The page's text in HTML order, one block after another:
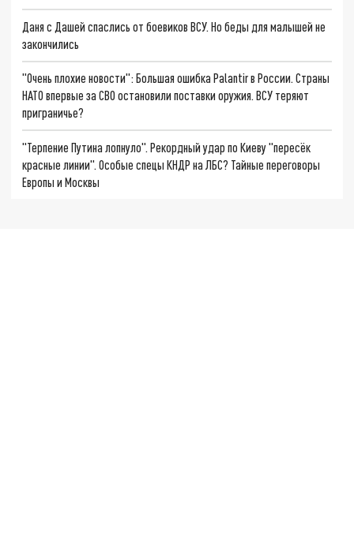
Даня с Дашей спаслись от боевиков ВСУ. Но беды для малышей не
закончились
"Очень плохие новости": Большая ошибка Palantir в России. Страны
НАТО впервые за СВО остановили поставки оружия. ВСУ теряют
приграничье?
"Терпение Путина лопнуло". Рекордный удар по Киеву "пересёк
красные линии". Особые спецы КНДР на ЛБС? Тайные переговоры
Европы и Москвы